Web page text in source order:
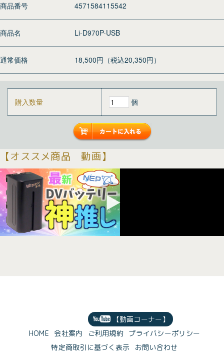
商品番号
4571584115542
商品名 Li-D970P-USB
通常価格 18,500円（税込20,350円）
購入数量 個
【オススメ商品 動画】
【動画コーナー】
HOME 会社案内 ご利用規約 プライバシーポリシー
特定商取引に基づく表示
お問い合わせ